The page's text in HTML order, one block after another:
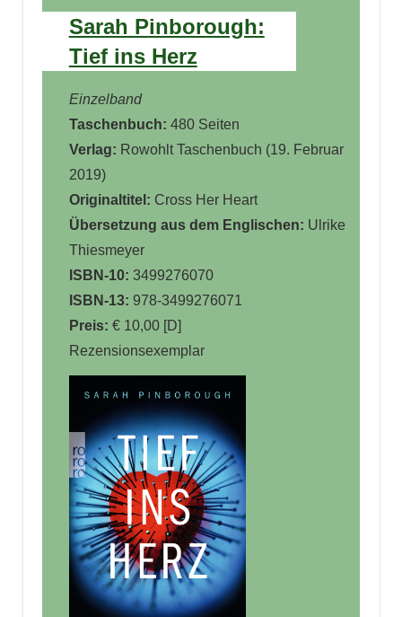
Sarah Pinborough:
Tief ins Herz
Einzelband
Taschenbuch: 480 Seiten
Verlag: Rowohlt Taschenbuch (19. Februar
2019)
Originaltitel: Cross Her Heart
Übersetzung aus dem Englischen: Ulrike
Thiesmeyer
ISBN-10: 3499276070
ISBN-13: 978-3499276071
Preis: € 10,00 [D]
Rezensionsexemplar